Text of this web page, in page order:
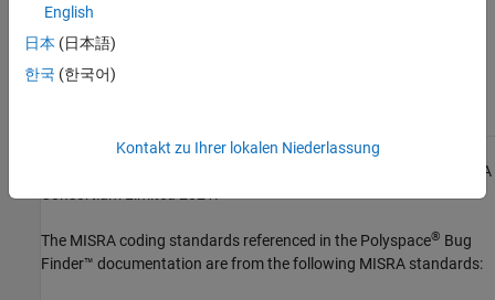
Check MISRA C:2023 (-misra-c-2023)
Topics
All MISRA coding rules and directives are © Copyright The MISRA
The MISRA coding standards referenced in the Polyspace® Bug
Finder™ documentation are from the following MISRA standards:
English
日本 (日本語)
한국 (한국어)
Kontakt zu Ihrer lokalen Niederlassung